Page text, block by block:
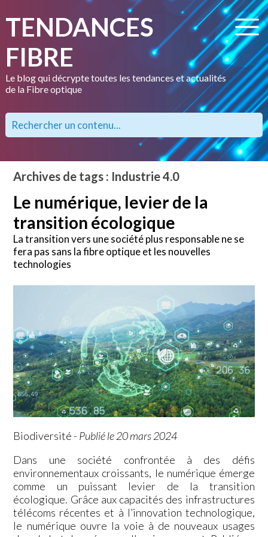
TENDANCES
FIBRE
Le blog qui décrypte toutes les tendances et actualités
de la Fibre optique
Archives de tags : Industrie 4.0
Le numérique, levier de la
transition écologique
La transition vers une société plus responsable ne se
fera pas sans la fibre optique et les nouvelles
technologies
Biodiversité - Publié le 20 mars 2024
Dans une société confrontée à des défis
environnementaux croissants, le numérique émerge
comme un puissant levier de la transition
écologique. Grâce aux capacités des infrastructures
télécoms récentes et à l’innovation technologique,
le numérique ouvre la voie à de nouveaux usages